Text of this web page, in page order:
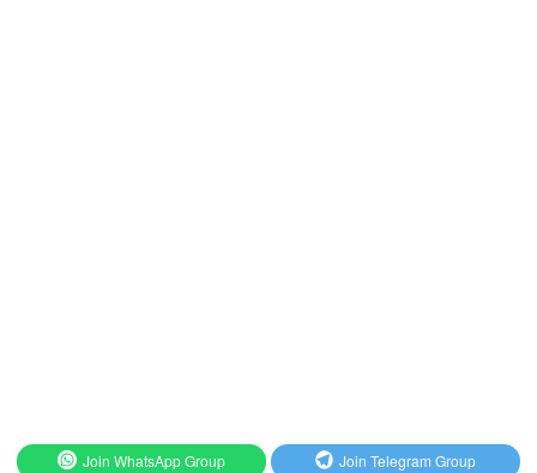
Join WhatsApp Group Join Telegram Group